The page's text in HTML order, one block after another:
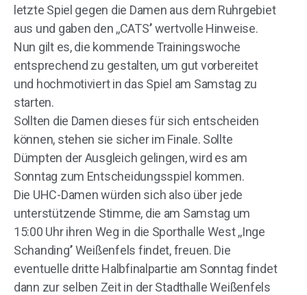
letzte Spiel gegen die Damen aus dem Ruhrgebiet
aus und gaben den ,,CATS’’ wertvolle Hinweise.
Nun gilt es, die kommende Trainingswoche
entsprechend zu gestalten, um gut vorbereitet
und hochmotiviert in das Spiel am Samstag zu
starten.
Sollten die Damen dieses für sich entscheiden
können, stehen sie sicher im Finale. Sollte
Dümpten der Ausgleich gelingen, wird es am
Sonntag zum Entscheidungsspiel kommen.
Die UHC-Damen würden sich also über jede
unterstützende Stimme, die am Samstag um
15:00 Uhr ihren Weg in die Sporthalle West ,,Inge
Schanding’’ Weißenfels findet, freuen. Die
eventuelle dritte Halbfinalpartie am Sonntag findet
dann zur selben Zeit in der Stadthalle Weißenfels